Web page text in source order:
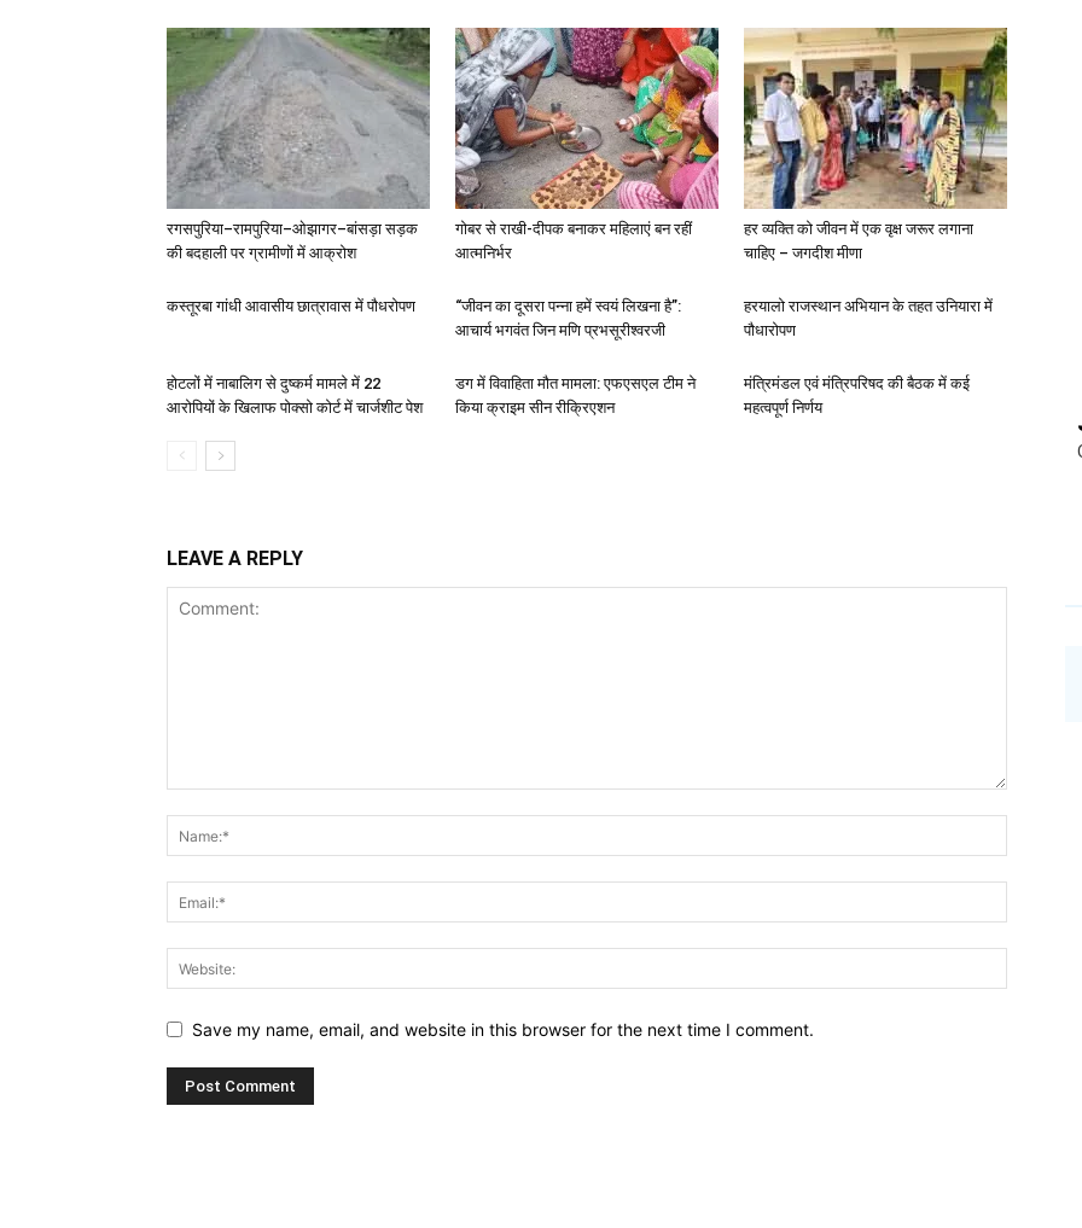
रगसपुरिया–रामपुरिया–ओझागर–बांसड़ा सड़क
की बदहाली पर ग्रामीणों में आक्रोश
गोबर से राखी-दीपक बनाकर महिलाएं बन रहीं
आत्मनिर्भर
हर व्यक्ति को जीवन में एक वृक्ष जरूर लगाना
चाहिए – जगदीश मीणा
कस्तूरबा गांधी आवासीय छात्रावास में पौधरोपण
“जीवन का दूसरा पन्ना हमें स्वयं लिखना है”:
आचार्य भगवंत जिन मणि प्रभसूरीश्वरजी
हरयालो राजस्थान अभियान के तहत उनियारा में
पौधारोपण
होटलों में नाबालिग से दुष्कर्म मामले में 22
आरोपियों के खिलाफ पोक्सो कोर्ट में चार्जशीट पेश
डग में विवाहिता मौत मामला: एफएसएल टीम ने
किया क्राइम सीन रीक्रिएशन
मंत्रिमंडल एवं मंत्रिपरिषद की बैठक में कई
महत्वपूर्ण निर्णय
LEAVE A REPLY
Save my name, email, and website in this browser for the next time I comment.